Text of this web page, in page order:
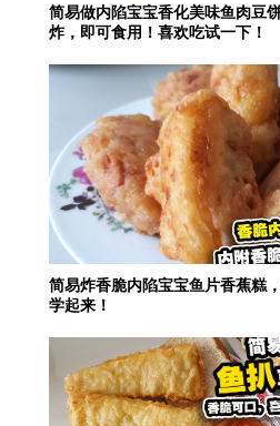
简易做内陷宝宝香化美味鱼肉豆
炸，即可食用！喜欢吃试一下！
简易炸香脆内陷宝宝鱼片香蕉糕
学起来！